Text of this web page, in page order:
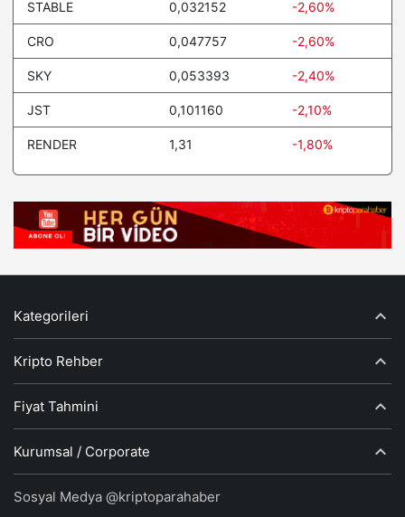
STABLE 0,032152 -2,60%
CRO 0,047757 -2,60%
SKY 0,053393 -2,40%
JST 0,101160 -2,10%
RENDER 1,31 -1,80%
Kategorileri
Kripto Rehber
Fiyat Tahmini
Kurumsal / Corporate
Sosyal Medya @kriptoparahaber